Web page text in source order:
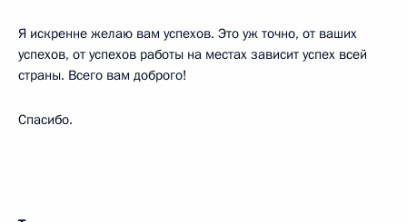
Я искренне желаю вам успехов. Это уж точно, от ваших
успехов, от успехов работы на местах зависит успех всей
страны. Всего вам доброго!
Спасибо.